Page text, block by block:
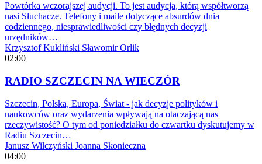
Powtórka wczorajszej audycji. To jest audycja, którą współtworzą
nasi Słuchacze. Telefony i maile dotyczące absurdów dnia
codziennego, niesprawiedliwości czy błędnych decyzji
urzędników…
Krzysztof Kukliński Sławomir Orlik
02:00
RADIO SZCZECIN NA WIECZÓR
Szczecin, Polska, Europa, Świat - jak decyzje polityków i
naukowców oraz wydarzenia wpływają na otaczającą nas
rzeczywistość? O tym od poniedziałku do czwartku dyskutujemy w
Radiu Szczecin…
Janusz Wilczyński Joanna Skonieczna
04:00